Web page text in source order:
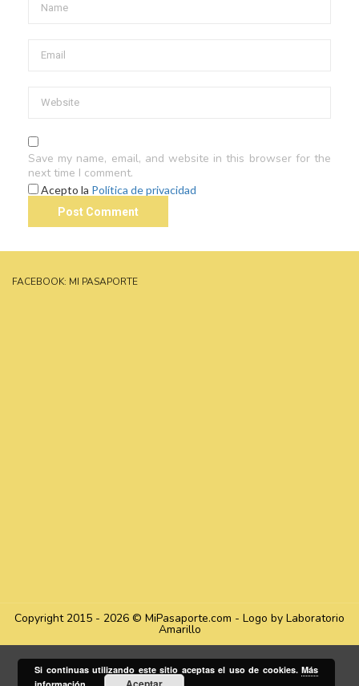
Save my name, email, and website in this browser for the
next time I comment.
Acepto la Política de privacidad
FACEBOOK: MI PASAPORTE
Copyright 2015 - 2026 © MiPasaporte.com - Logo by Laboratorio
Amarillo
Si continuas utilizando este sitio aceptas el uso de cookies. Más